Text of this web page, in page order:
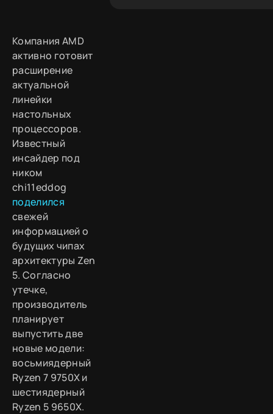
Компания AMD
активно готовит
расширение
актуальной
линейки
настольных
процессоров.
Известный
инсайдер под
ником
chi11eddog
поделился
свежей
информацией о
будущих чипах
архитектуры Zen
5. Согласно
утечке,
производитель
планирует
выпустить две
новые модели:
восьмиядерный
Ryzen 7 9750X и
шестиядерный
Ryzen 5 9650X.